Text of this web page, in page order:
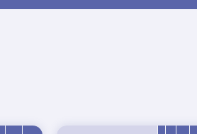
Tobulink anglų kalbą